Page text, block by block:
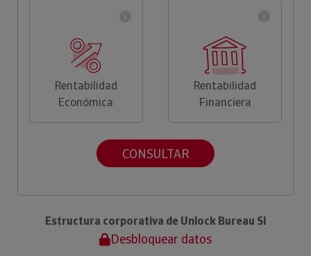
Rentabilidad
Económica
Rentabilidad
Financiera
CONSULTAR
Estructura corporativa de Unlock Bureau Sl
Desbloquear datos